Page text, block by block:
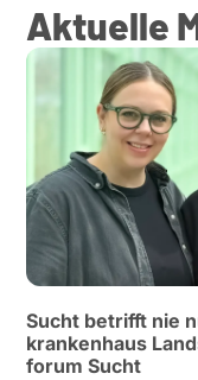
Aktuelle
Sucht betrifft nie
kran­kenhaus
forum Sucht